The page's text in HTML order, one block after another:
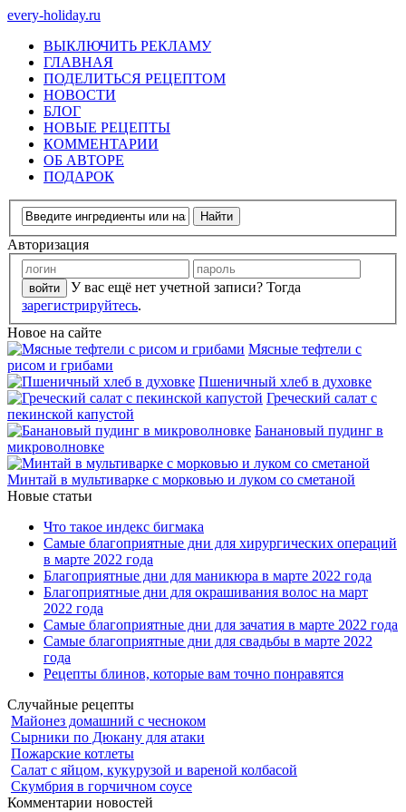
every-holiday.ru
ВЫКЛЮЧИТЬ РЕКЛАМУ
ГЛАВНАЯ
ПОДЕЛИТЬСЯ РЕЦЕПТОМ
НОВОСТИ
БЛОГ
НОВЫЕ РЕЦЕПТЫ
КОММЕНТАРИИ
ОБ АВТОРЕ
ПОДАРОК
Авторизация
У вас ещё нет учетной записи? Тогда
зарегистрируйтесь.
Новое на сайте
Мясные тефтели с
рисом и грибами
Пшеничный хлеб в духовке
Греческий салат с
пекинской капустой
Банановый пудинг в
микроволновке
Минтай в мультиварке с морковью и луком со сметаной
Новые статьи
Что такое индекс бигмака
Самые благоприятные дни для хирургических операций
в марте 2022 года
Благоприятные дни для маникюра в марте 2022 года
Благоприятные дни для окрашивания волос на март
2022 года
Самые благоприятные дни для зачатия в марте 2022 года
Самые благоприятные дни для свадьбы в марте 2022
года
Рецепты блинов, которые вам точно понравятся
Случайные рецепты
Майонез домашний с чесноком
Сырники по Дюкану для атаки
Пожарские котлеты
Салат с яйцом, кукурузой и вареной колбасой
Скумбрия в горчичном соусе
Комментарии новостей